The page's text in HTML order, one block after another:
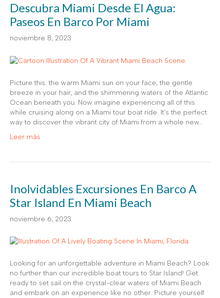
Descubra Miami Desde El Agua:
Paseos En Barco Por Miami
noviembre 8, 2023
Picture this: the warm Miami sun on your face, the gentle
breeze in your hair, and the shimmering waters of the Atlantic
Ocean beneath you. Now imagine experiencing all of this
while cruising along on a Miami tour boat ride. It’s the perfect
way to discover the vibrant city of Miami from a whole new…
Leer más
Inolvidables Excursiones En Barco A
Star Island En Miami Beach
noviembre 6, 2023
Looking for an unforgettable adventure in Miami Beach? Look
no further than our incredible boat tours to Star Island! Get
ready to set sail on the crystal-clear waters of Miami Beach
and embark on an experience like no other. Picture yourself